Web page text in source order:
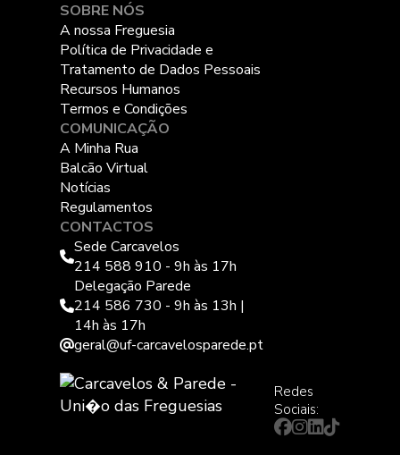
SOBRE NÓS
A nossa Freguesia
Política de Privacidade e
Tratamento de Dados Pessoais
Recursos Humanos
Termos e Condições
COMUNICAÇÃO
A Minha Rua
Balcão Virtual
Notícias
Regulamentos
CONTACTOS
Sede Carcavelos
214 588 910 - 9h às 17h
Delegação Parede
214 586 730 - 9h às 13h |
14h às 17h
geral@uf-carcavelosparede.pt
Redes
Sociais: